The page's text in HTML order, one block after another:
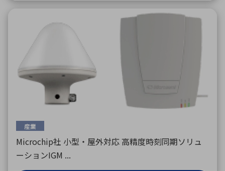
産業
Microchip社 小型・屋外対応 高精度時刻同期ソリュ
ーションIGM ...